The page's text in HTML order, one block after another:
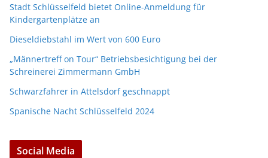
Stadt Schlüsselfeld bietet Online-Anmeldung für
Kindergartenplätze an
Dieseldiebstahl im Wert von 600 Euro
„Männertreff on Tour“ Betriebsbesichtigung bei der
Schreinerei Zimmermann GmbH
Schwarzfahrer in Attelsdorf geschnappt
Spanische Nacht Schlüsselfeld 2024
Social Media